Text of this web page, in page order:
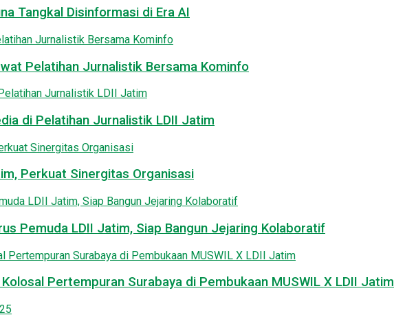
Tangkal Disinformasi di Era AI
Pelatihan Jurnalistik Bersama Kominfo
di Pelatihan Jurnalistik LDII Jatim
Perkuat Sinergitas Organisasi
Pemuda LDII Jatim, Siap Bangun Jejaring Kolaboratif
Pertempuran Surabaya di Pembukaan MUSWIL X LDII Jatim